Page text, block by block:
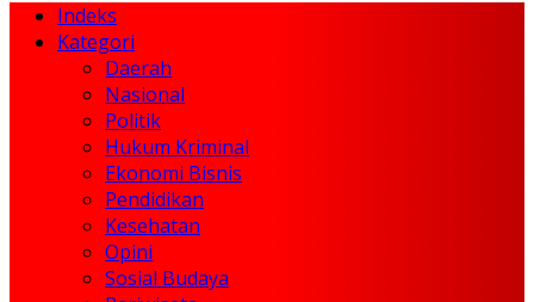
Indeks
Kategori
Daerah
Nasional
Politik
Hukum Kriminal
Ekonomi Bisnis
Pendidikan
Kesehatan
Opini
Sosial Budaya